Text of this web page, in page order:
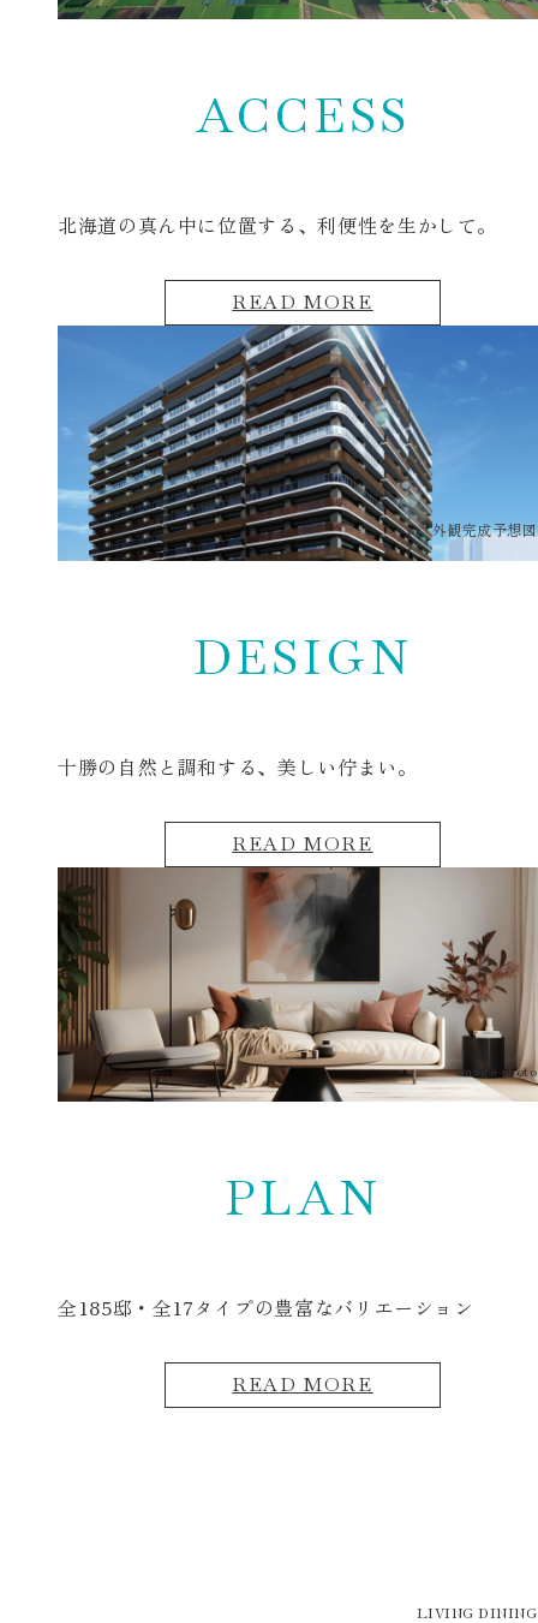
ACCESS
北海道の真ん中に位置する、利便性を生かして。
READ MORE
外観完成予想図
DESIGN
十勝の自然と調和する、美しい佇まい。
READ MORE
image photo
PLAN
全185邸・全17タイプの豊富なバリエーション
READ MORE
LIVING DINING